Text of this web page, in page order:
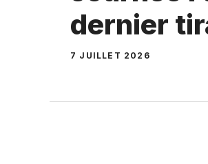
dernier
7 JUILLET 2026